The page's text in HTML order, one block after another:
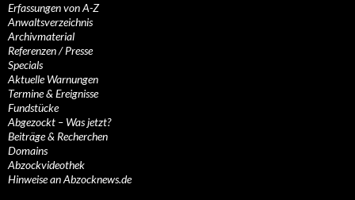
Erfassungen von A-Z
Anwaltsverzeichnis
Archivmaterial
Referenzen / Presse
Specials
Aktuelle Warnungen
Termine & Ereignisse
Fundstücke
Abgezockt – Was jetzt?
Beiträge & Recherchen
Domains
Abzockvideothek
Hinweise an Abzocknews.de